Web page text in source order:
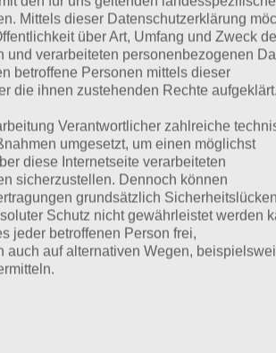
anderen Seite musst du jedoch
möglichst hohen Highscore
kommt es bei Road to be King auch
Dabei knackst du nicht nur deinen
denen deiner Freunde via Facebook.
schalte
be King musst du aber nicht nur
Gegenstände sammeln und
für Langzeitmotivation. Uns konnte
be King überzeugen. Diese ist
Mittels dieser Datenschutzerklärung
über Art, Umfang und Zweck
und verarbeiteten personenbezogenen
betroffene Personen mittels dieser
die ihnen zustehenden Rechte aufgeklärt.
Verantwortlicher zahlreiche
umgesetzt, um einen möglichst
diese Internetseite verarbeiteten
sicherzustellen. Dennoch können
grundsätzlich Sicherheitslücken
Schutz nicht gewährleistet werden
jeder betroffenen Person frei,
auch auf alternativen Wegen,